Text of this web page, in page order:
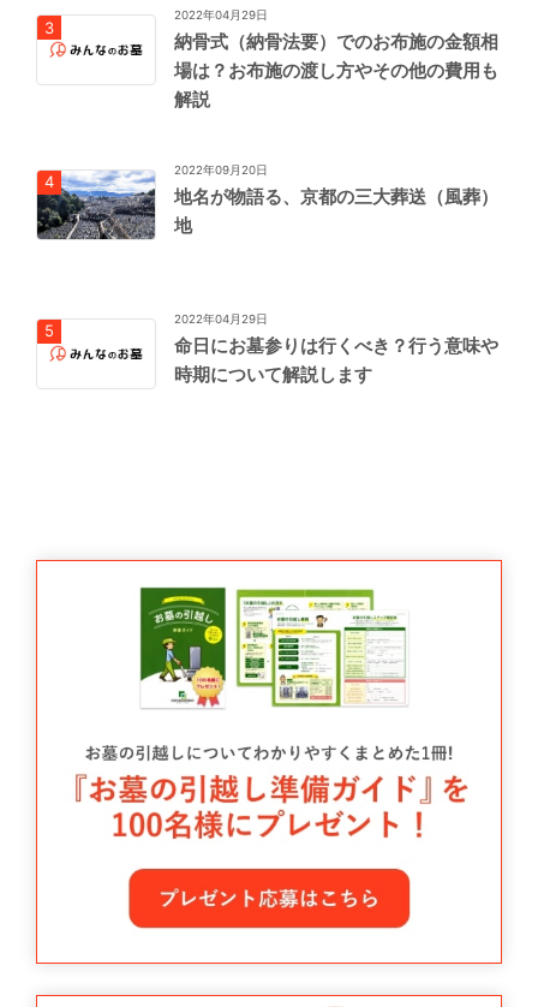
2022年04月29日
納骨式（納骨法要）でのお布施の金額相
場は？お布施の渡し方やその他の費用も
解説
2022年09月20日
地名が物語る、京都の三大葬送（風葬）
地
2022年04月29日
命日にお墓参りは行くべき？行う意味や
時期について解説します